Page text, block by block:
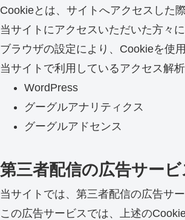
Cookieとは、サイトへアクセスした
当サイトにアクセスいただいた方々
ブラウザの設定により、Cookieを使
当サイトで利用しているアクセス解
WordPress
グーグルアナリティクス
グーグルアドセンス
第三者配信の広告サー
当サイトでは、第三者配信の広告サ
この広告サービスでは、上述の